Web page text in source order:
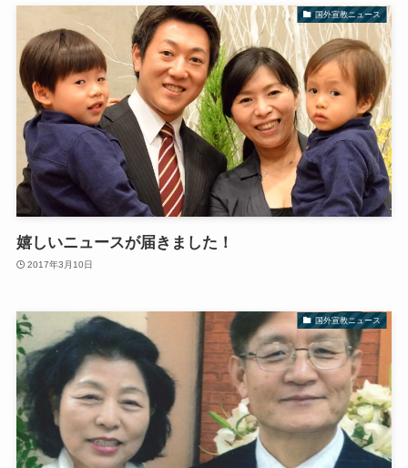
国外宣教ニュース
嬉しいニュースが届きました！
2017年3月10日
国外宣教ニュース